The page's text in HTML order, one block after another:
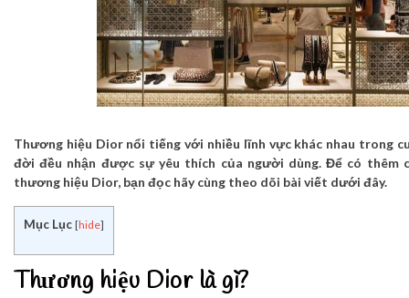
Thương hiệu Dior nổi tiếng với nhiều lĩnh vực khác nhau trong
đời đều nhận được sự yêu thích của người dùng. Để có thêm
thương hiệu Dior, bạn đọc hãy cùng theo dõi bài viết dưới đây.
Mục Lục [hide]
Thương hiệu Dior là gì?